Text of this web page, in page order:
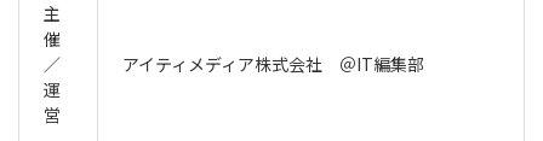
主
催
／
運
営
アイティメディア株式会社 ＠IT編集部